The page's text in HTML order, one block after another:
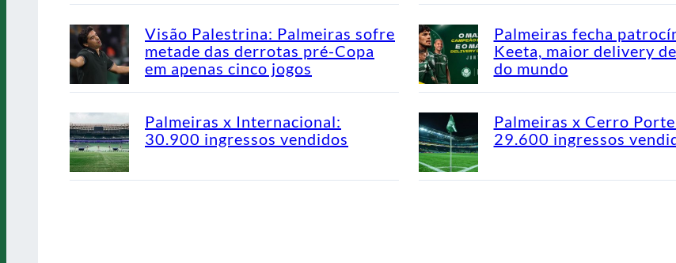
Visão Palestrina: Palmeiras sofre
metade das derrotas pré-Copa
em apenas cinco jogos
Palmeiras fecha
Keeta, maior delivery
do mundo
Palmeiras x Internacional:
30.900 ingressos vendidos
Palmeiras x Cerro
29.600 ingressos